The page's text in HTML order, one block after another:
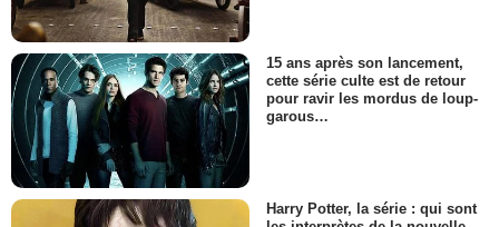
15 ans après son lancement,
cette série culte est de retour
pour ravir les mordus de loup-
garous…
Harry Potter, la série : qui sont